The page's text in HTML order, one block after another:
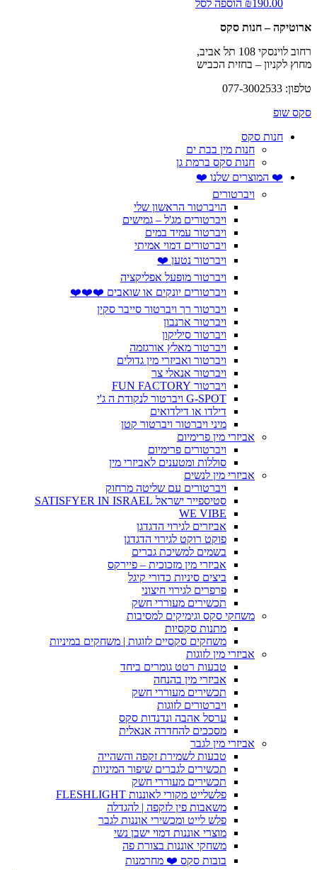
₪190.00
הוספה לסל
ארוטיקה – חנות סקס
רחוב לוינסקי 108 תל אביב,
מחוץ לקניון – בחזית הכביש
טלפון: 077-3002533
סקס שופ
חנות סקס
חנות מין בבת ים
חנות סקס ברמת גן
❤️ המוצרים שלנו ❤️
ויברטורים
הויברטור הראשון שלי
ויברטורים מג'ל – גמישים
ויברטור עמיד במים
ויברטורים דמוי אמיתי
ויברטור נטען ❤️
ויברטור מופעל אפליקציה
ויברטורים יונקים או שואבים ❤️❤️❤️
ויברטור רך ויברטור סייבר סקין
ויברטור ארנבון
ויברטור סיליקון
ויברטור מאלץ אורגזמה
ויברטור ואביזרי מין גדולים
ויברטור אנאלי צר
ויברטור FUN FACTORY
G-SPOT ויברטור לנקודת ה ג'י
דילדו או דילדואים
מיני ויברטור ויברטור קטן
אביזרי מין פרימיום
ויברטורים פרימיום
סוללות ומטענים לאביזרי מין
אביזרי מין לנשים
ויברטורים עם שליטה מרחוק
סטיספייר ישראל SATISFYER IN ISRAEL
WE VIBE
אביזרים לגירוי הדגדגן
פוקט רוקט לגירוי הדגדגן
בשמים למשיכת גברים
אביזרי מין מזכוכית – פיירקס
ביצים סיניות כדורי קיגל
פרפרים לגירוי חיצוני
תכשירים מעוררי חשק
משחקי סקס וגימיקים למסיבות
מתנות סקסיות
משחקים סקסיים לזוגות | משחקים במיניות
אביזרי מין לזוגות
טבעות רטט גומרים ביחד
אביזרי מין בהנחה
תכשירים מעוררי חשק
ויברטורים לזוגות
ערסל אהבה ונדנדות סקס
מסככים להחדרה אנאלית
אביזרי מין לגבר
טבעות לשמירת זקפה והשהייה
תכשירים לגברים שיפור המיניות
תכשירים מעוררי חשק
פלשלייט מקורי לאוננות FLESHLIGHT
משאבות פין לזקפה | להגדלה
פלש לייט ומכשירי אוננות לגבר
מוצרי אוננות דמוי ישבן נשי
משחקי אוננות בצורת פה
בובות סקס ❤️ מחרמנות